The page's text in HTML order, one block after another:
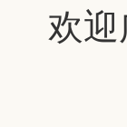
欢